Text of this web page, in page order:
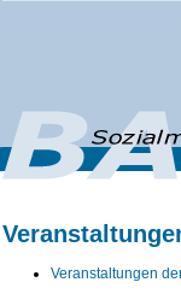
Veranstaltungen